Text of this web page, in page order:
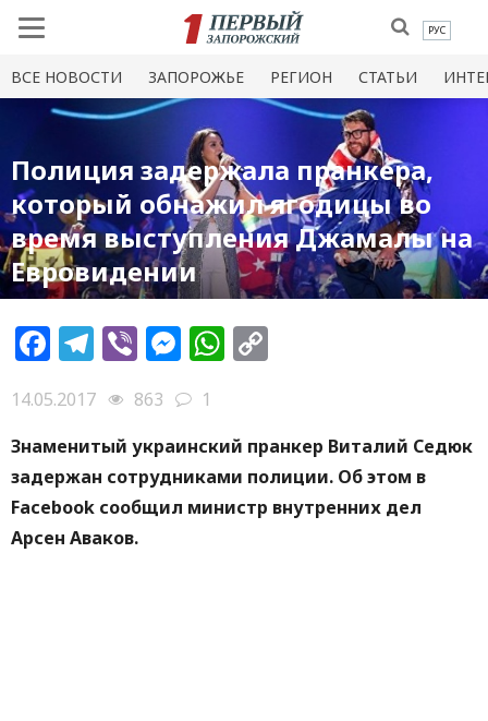
РУС
ВСЕ НОВОСТИ ЗАПОРОЖЬЕ РЕГИОН СТАТЬИ
Полиция задержала пранкера,
который обнажил ягодицы во
время выступления Джамалы на
Евровидении
Facebook
Telegram
ViberMessenger
WhatsApp
14.05.2017 863
1
Знаменитый украинский пранкер Виталий Седюк
задержан сотрудниками полиции. Об этом в
Facebook сообщил министр внутренних дел
Арсен Аваков.